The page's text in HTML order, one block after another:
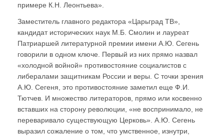
примере К.Н. Леонтьева».
Заместитель главного редактора «Царьград ТВ»,
кандидат исторических наук М.Б. Смолин и лауреат
Патриаршей литературной премии имени А.Ю. Сегень
говорили в одном ключе. Первый из них прямо назвал
«холодной войной» противостояние социалистов с
либералами защитникам России и веры. С точки зрения
А.Ю. Сегеня, это противостояние заметил еще Ф.И.
Тютчев. И множество литераторов, прямо или косвенно
вставших на сторону революции, «не воспринимало, не
переваривало существующую Церковь». А.Ю. Сегень
выразил сожаление о том, что умственное, изнутри,